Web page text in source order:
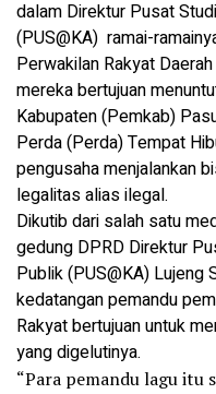
dalam Direktur Pusat
(PUS@KA) ramai-
Perwakilan Rakyat
mereka bertujuan
Kabupaten (Pemkab)
Perda (Perda) Tempat
pengusaha menjalankan
legalitas alias ilegal.
Dikutib dari salah satu
gedung DPRD Direktur
Publik (PUS@KA) Lujeng
kedatangan pemandu
Rakyat bertujuan untuk
yang digelutinya.
“Para pemandu lagu itu